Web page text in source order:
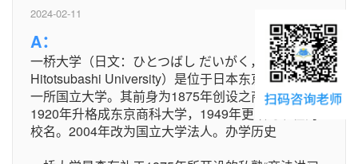
2024-02-11
A：
一桥大学（日文：ひとつばし だいがく，英文：
Hitotsubashi University）是位于日本东京都国立市的
一所国立大学。其前身为1875年创设之商法讲习所，
1920年升格成东京商科大学，1949年更改为现在的
校名。2004年改为国立大学法人。办学历史